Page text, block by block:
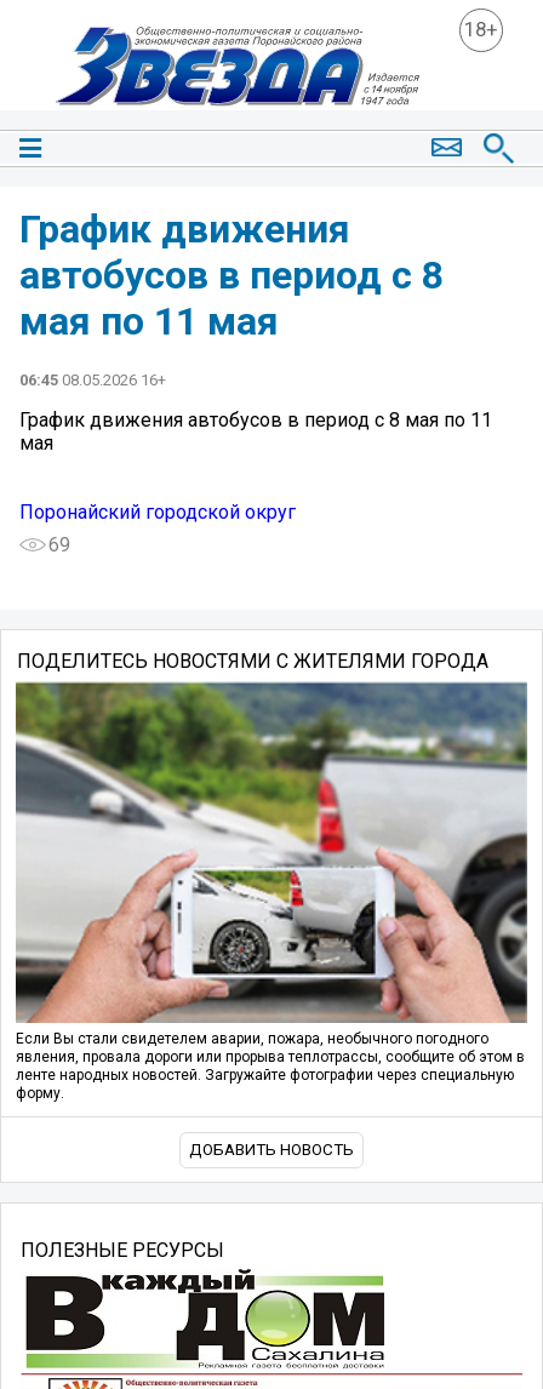
18+
График движения
автобусов в период с 8
мая по 11 мая
06:45 08.05.2026 16+
График движения автобусов в период с 8 мая по 11
мая
Поронайский городской округ
69
ПОДЕЛИТЕСЬ НОВОСТЯМИ С ЖИТЕЛЯМИ ГОРОДА
Если Вы стали свидетелем аварии, пожара, необычного погодного
явления, провала дороги или прорыва теплотрассы, сообщите об этом в
ленте народных новостей. Загружайте фотографии через специальную
форму.
ДОБАВИТЬ НОВОСТЬ
ПОЛЕЗНЫЕ РЕСУРСЫ